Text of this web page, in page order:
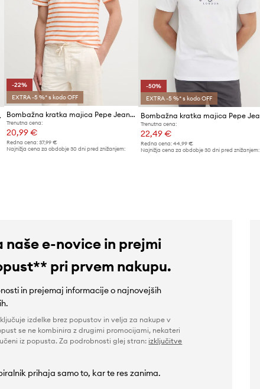
TEE
-22%
EXTRA -5 %* s kodo OFF
Bombažna kratka majica Pepe Jeans
Trenutna cena:
20,99 €
Redna cena:37,99 €
Najnižja cena za obdobje 30 dni pred znižanjem:
-50%
EXTRA -5 %* s kodo OFF
Trenutna cena:
22,49 €
Redna cena: 44,99 €
Najnižja cena za obdobje 30 dni pred znižanjem:
naše e-novice in prejmi
pri prvem nakupu.
in prejemaj informacije o najnovejših
izdelke brez popustov in velja za nakupe v
se ne kombinira z drugimi promocijami, nekateri
iz popusta. Za podrobnosti glej stran: izključitve
prihaja samo to, kar te res zanima.